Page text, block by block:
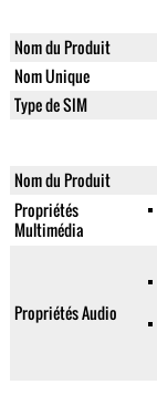
Nom du Produit
Nom Unique
Type de SIM
Nom du Produit
Propriétés
Multimédia
Propriétés Audio